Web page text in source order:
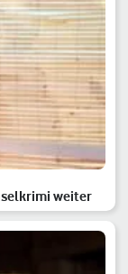
weiter